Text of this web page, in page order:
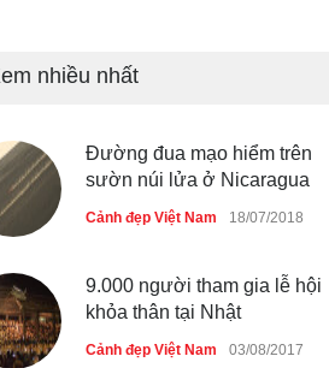
dã ở Sài Gòn
Nhiều hoạt động tôn vinh nhà
giáo tại Đầm Sen
Cảnh đẹp Việt Nam 25/04/2020
nhiều nhất
Đường đua mạo hiểm trên
sườn núi lửa ở Nicaragua
Cảnh đẹp Việt Nam 18/07/2018
9.000 người tham gia lễ hội
khỏa thân tại Nhật
Cảnh đẹp Việt Nam 03/08/2017